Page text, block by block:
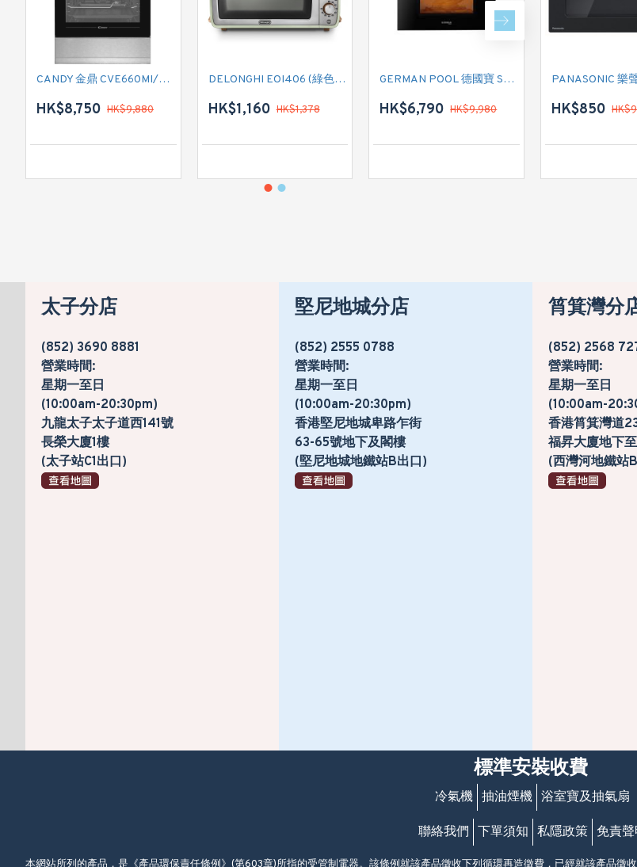
CANDY 金鼎 CVE660MI/E 全座式電陶爐連焗爐
HK$8,750 HK$9,880
DELONGHI EOI406 (綠色) 焗爐
HK$1,160 HK$1,378
GERMAN POOL 德國寶 SGM-3620 嵌入式微蒸烤焗爐
HK$6,790 HK$9,980 HK$4,590
HK$850
太子分店
(852) 3690 8881
營業時間:
星期一至日
(10:00am-20:30pm)
九龍太子太子道西141號
長榮大廈1樓
(太子站C1出口)
堅尼地城分店
(852) 2555 0788
營業時間:
星期一至日
(10:00am-20:30pm)
香港堅尼地城卑路乍街
63-65號地下及閣樓
(堅尼地城地鐵站B出口)
筲箕灣分
(852) 2568
營業時間:
星期一至日
(10:00am-
香港筲箕灣道
福昇大廈地下
(西灣河地鐵站
標準安裝收費
冷氣機 抽油煙機 浴室寶及抽氣扇
聯絡我們 下單須知 私隱政策 免責聲